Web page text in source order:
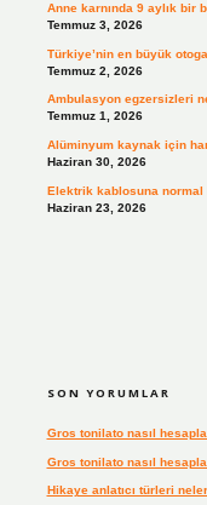
Anne karnında 9 aylık bir
Temmuz 3, 2026
Türkiye’nin en büyük
Temmuz 2, 2026
Ambulasyon egzersizleri
Temmuz 1, 2026
Alüminyum kaynak için
Haziran 30, 2026
Elektrik kablosuna normal
Haziran 23, 2026
SON YORUMLAR
Gros tonilato nasıl
Gros tonilato nasıl
Hikaye anlatıcı türleri